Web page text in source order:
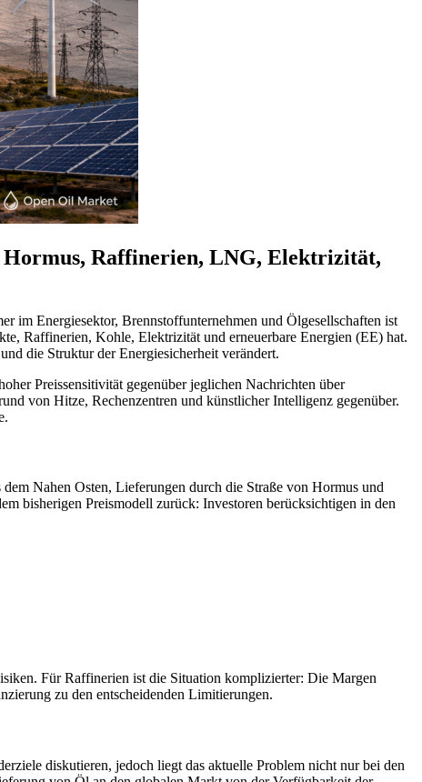
Hormus, Raffinerien, LNG, Elektrizität,
im Energiesektor, Brennstoffunternehmen und Ölgesellschaften ist
Raffinerien, Kohle, Elektrizität und erneuerbare Energien (EE) hat.
die Struktur der Energiesicherheit verändert.
Preissensitivität gegenüber jeglichen Nachrichten über
von Hitze, Rechenzentren und künstlicher Intelligenz gegenüber.
Nahen Osten, Lieferungen durch die Straße von Hormus und
bisherigen Preismodell zurück: Investoren berücksichtigen in den
Für Raffinerien ist die Situation komplizierter: Die Margen
zu den entscheidenden Limitierungen.
diskutieren, jedoch liegt das aktuelle Problem nicht nur bei den